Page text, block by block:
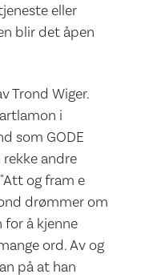
eller
blir det åpen
Trond Wiger.
i
som GODE
rekke andre
og fram e
drømmer om
for å kjenne
ord. Av og
på at han